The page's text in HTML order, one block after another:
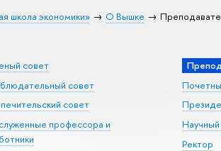
школа экономики» О Вышке
совет
совет
совет
профессора и
Ректор